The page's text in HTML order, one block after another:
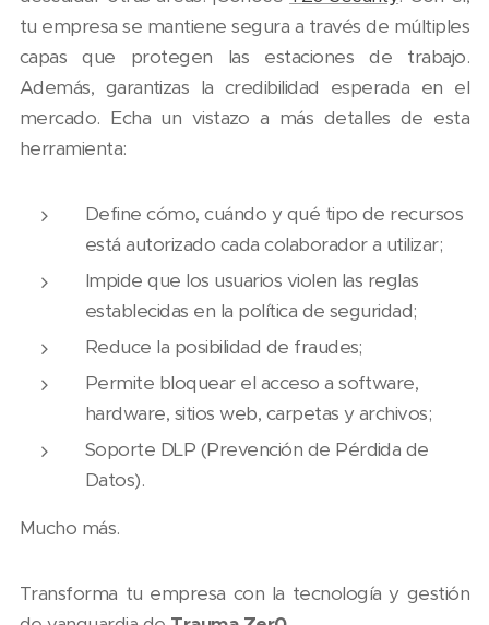
tu empresa se mantiene segura a través de múltiples
capas que protegen las estaciones de trabajo.
Además, garantizas la credibilidad esperada en el
mercado. Echa un vistazo a más detalles de esta
herramienta:
Define cómo, cuándo y qué tipo de recursos
está autorizado cada colaborador a utilizar;
Impide que los usuarios violen las reglas
establecidas en la política de seguridad;
Reduce la posibilidad de fraudes;
Permite bloquear el acceso a software,
hardware, sitios web, carpetas y archivos;
Soporte DLP (Prevención de Pérdida de
Datos).
Mucho más.
Transforma tu empresa con la tecnología y gestión